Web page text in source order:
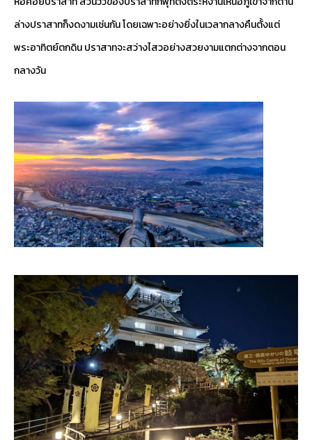
ล่างปราสาทก็งดงามเช่นกัน โดยเฉพาะอย่างยิ่งในเวลากลางคืนตั้งแต่
พระอาทิตย์ตกดิน ปราสาทจะสว่างไสวอย่างสวยงามแตกต่างจากตอน
กลางวัน